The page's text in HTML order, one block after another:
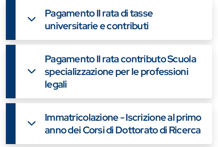
Pagamento II rata di tasse
universitarie e contributi
Pagamento II rata contributo Scuola
specializzazione per le professioni
legali
Immatricolazione - Iscrizione al primo
anno dei Corsi di Dottorato di Ricerca